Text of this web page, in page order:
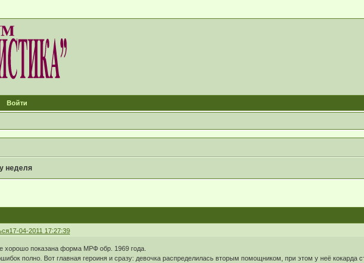
Войти
неделя
17-04-2011 17:27:39
хорошо показана форма МРФ обр. 1969 года.
полно. Вот главная героиня и сразу: девочка распределилась вторым помощником, при этом у неё кокарда